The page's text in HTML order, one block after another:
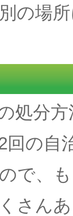
の場
処分
回の自
で、
さん